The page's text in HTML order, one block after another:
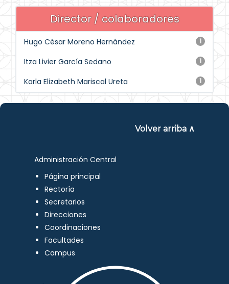
Director / colaboradores
1
Hugo César Moreno Hernández
1
Itza Livier García Sedano
1
Karla Elizabeth Mariscal Ureta
Volver arriba ∧
Administración Central
Página principal
Rectoría
Secretarios
Direcciones
Coordinaciones
Facultades
Campus